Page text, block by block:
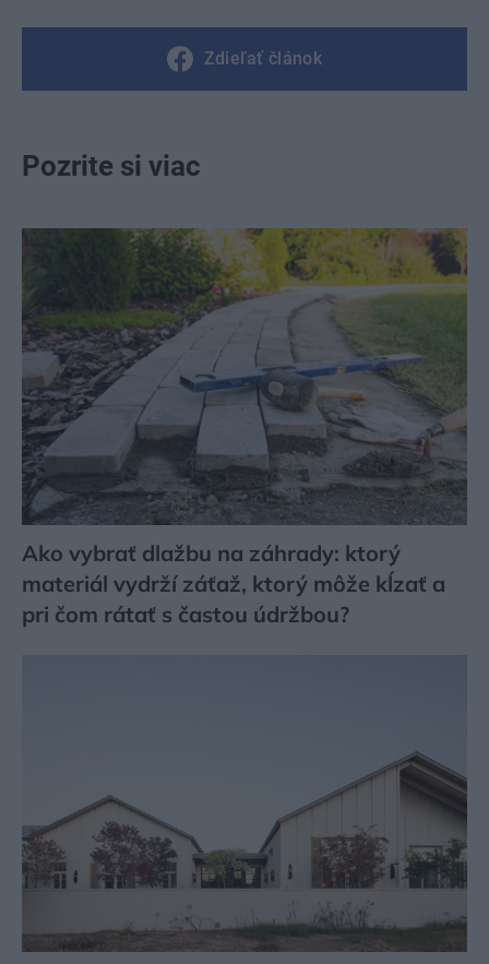
Zdieľať článok
Pozrite si viac
Ako vybrať dlažbu na záhrady: ktorý
materiál vydrží záťaž, ktorý môže kĺzať a
pri čom rátať s častou údržbou?